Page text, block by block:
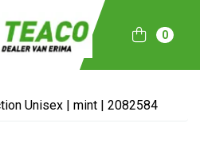
0
Unisex | mint | 2082584